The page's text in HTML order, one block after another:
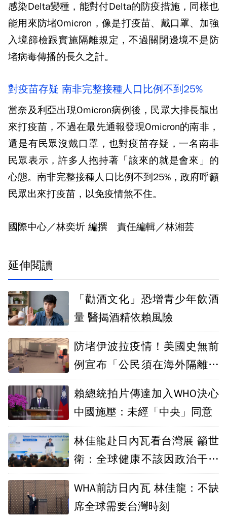
感染Delta變種，能對付Delta的防疫措施，同樣也
能用來防堵Omicron，像是打疫苗、戴口罩、加強
入境篩檢跟實施隔離規定，不過關閉邊境不是防
堵病毒傳播的長久之計。
對疫苗存疑 南非完整接種人口比例不到25%
當奈及利亞出現Omicron病例後，民眾大排長龍出
來打疫苗，不過在最先通報發現Omicron的南非，
還是有民眾沒戴口罩，也對疫苗存疑，一名南非
民眾表示，許多人抱持著「該來的就是會來」的
心態。南非完整接種人口比例不到25%，政府呼籲
民眾出來打疫苗，以免疫情煞不住。
國際中心／林奕圻 編撰 責任編輯／林湘芸
延伸閱讀
「勸酒文化」恐增青少年飲酒
量 醫揭酒精依賴風險
防堵伊波拉疫情！美國史無前
例宣布「公民須在海外隔離」
賴總統拍片傳達加入WHO決心
中國施壓：未經「中央」同意
林佳龍赴日內瓦看台灣展 籲世
衛：全球健康不該因政治干擾
WHA前訪日內瓦 林佳龍：不缺
席全球需要台灣時刻